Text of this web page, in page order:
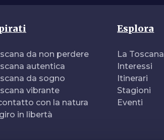
da non perdere
autentica
da sogno
vibrante
con la natura
in libertà
Esplora
La Toscana
Interessi
Itinerari
Stagioni
Eventi